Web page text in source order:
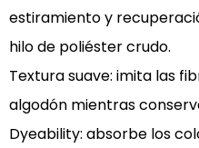
estiramiento y
hilo de poliéster crudo.
Textura suave: imita las
algodón mientras
Dyeability: absorbe los